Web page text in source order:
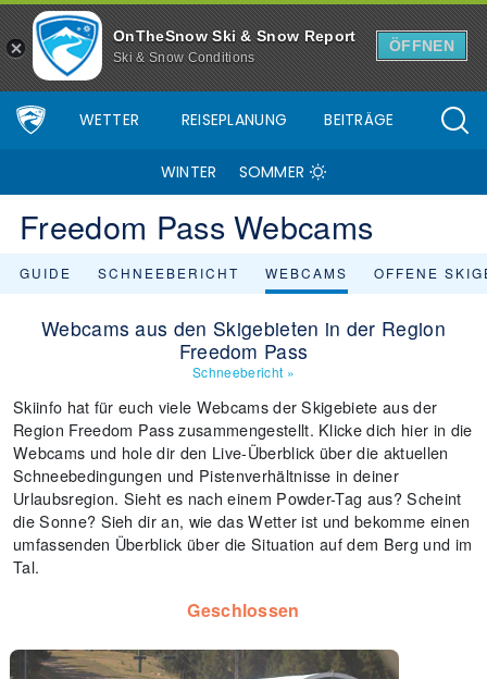
OnTheSnow Ski & Snow Report
Ski & Snow Conditions
ÖFFNEN
WETTER REISEPLANUNG BEITRÄGE
WINTER SOMMER
Freedom Pass Webcams
GUIDE SCHNEEBERICHT WEBCAMS OFFENE
Webcams aus den Skigebieten in der Region
Freedom Pass
Schneebericht »
Skiinfo hat für euch viele Webcams der Skigebiete aus der
Region Freedom Pass zusammengestellt. Klicke dich hier in die
Webcams und hole dir den Live-Überblick über die aktuellen
Schneebedingungen und Pistenverhältnisse in deiner
Urlaubsregion. Sieht es nach einem Powder-Tag aus? Scheint
die Sonne? Sieh dir an, wie das Wetter ist und bekomme einen
umfassenden Überblick über die Situation auf dem Berg und im
Tal.
Geschlossen